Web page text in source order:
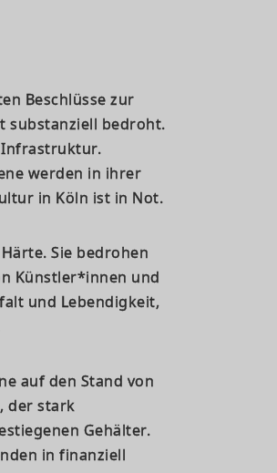
Beschlüsse zur
substanziell bedroht.
Infrastruktur.
werden in ihrer
in Köln ist in Not.
Sie bedrohen
Künstler*innen und
und Lebendigkeit,
auf den Stand von
der stark
Gehälter.
in finanziell